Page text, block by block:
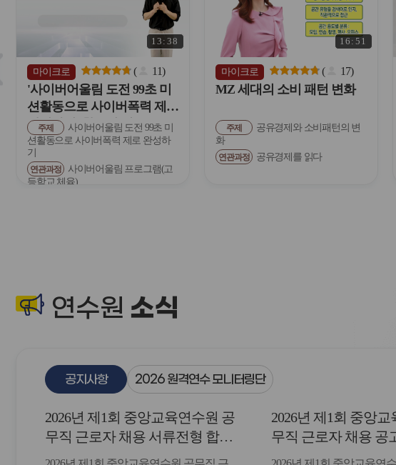
이
콘
13:38
마이크로 ( 11)
'사이버어울림 도전 99초 미
션활동으로 사이버폭력 제로
완성하기' 활동의 개요
주제
사이버어울림 도전 99초 미
션활동으로 사이버폭력 제로 완성하
기
연관과정
사이버어울림 프로그램(고
등학교 체육)
이
콘
16:51
마이크로 ( 17)
MZ 세대의 소비 패턴 변화
주제
공유경제와 소비패턴의 변
화
연관과정 공유경제를 읽다
연수원 소식
공지사항 2026 원격연수 모니터링단
2026년 제1회 중앙교육연수원 공
무직 근로자 채용 서류전형 합격
자 및 면접일정 안내
2026년 제1회 중앙
무직 근로자 채용 공